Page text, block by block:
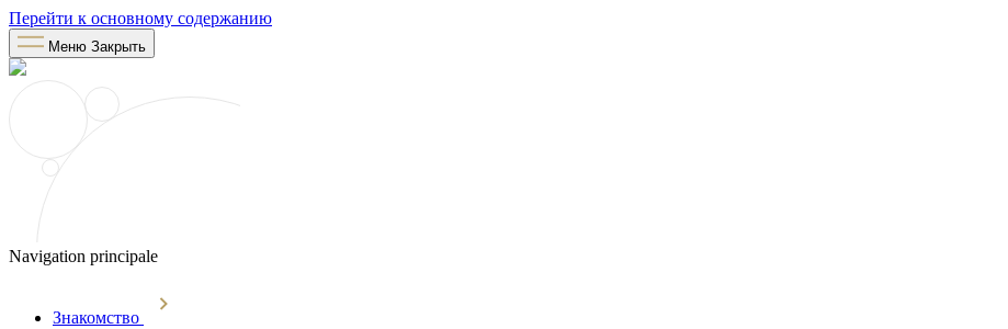
Перейти к основному содержанию
Меню Закрыть
Navigation principale
Знакомство